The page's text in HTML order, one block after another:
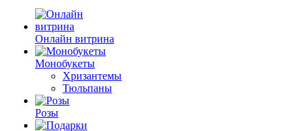
Онлайн витрина
Монобукеты
Хризантемы
Тюльпаны
Розы